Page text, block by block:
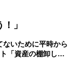
」
ないために平時から
「資産の棚卸し…